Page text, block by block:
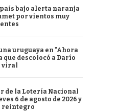
bajo alerta naranja
por vientos muy
uruguaya en "Ahora
que descolocó a Darío
viral
de la Lotería Nacional
6 de agosto de 2026 y
reintegro